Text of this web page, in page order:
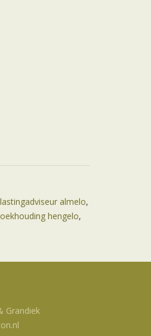
almelo,
hengelo,
Grandiek